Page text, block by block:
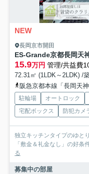
NEW
長岡京市開田
ES-Grande京都長岡天
15.9万円 管理/共益費
72.31㎡ (1LDK～2LDK) /
阪急京都本線「長岡天
駐輪場 オートロック
宅配ボックス
防犯カメ
独立キッチンタイプのゆと
「敷金＆礼金なし」の好条
る
募集中の部屋